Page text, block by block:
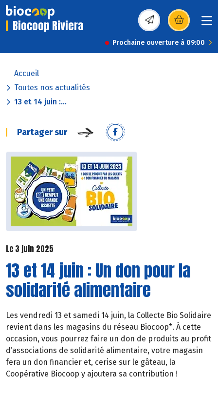
Biocoop Riviera (s’ouvre dans une
Prochaine ouverture à 09:00
Accueil
Toutes nos actualités
13 et 14 juin :...
Partager sur
Le 3 juin 2025
13 et 14 juin : Un don pour la
solidarité alimentaire
Les vendredi 13 et samedi 14 juin, la Collecte Bio Solidaire
revient dans les magasins du réseau Biocoop*. À cette
occasion, vous pourrez faire un don de produits au profit
d’associations de solidarité alimentaire, votre magasin
fera un don financier et, cerise sur le gâteau, la
Coopérative Biocoop y ajoutera sa contribution !